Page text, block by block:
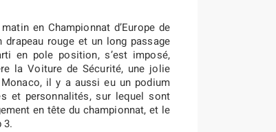
en Championnat d’Europe de
drapeau rouge et un long passage
en pole position, s’est imposé,
la Voiture de Sécurité, une jolie
il y a aussi eu un podium
et personnalités, sur lequel sont
en tête du championnat, et le
3.